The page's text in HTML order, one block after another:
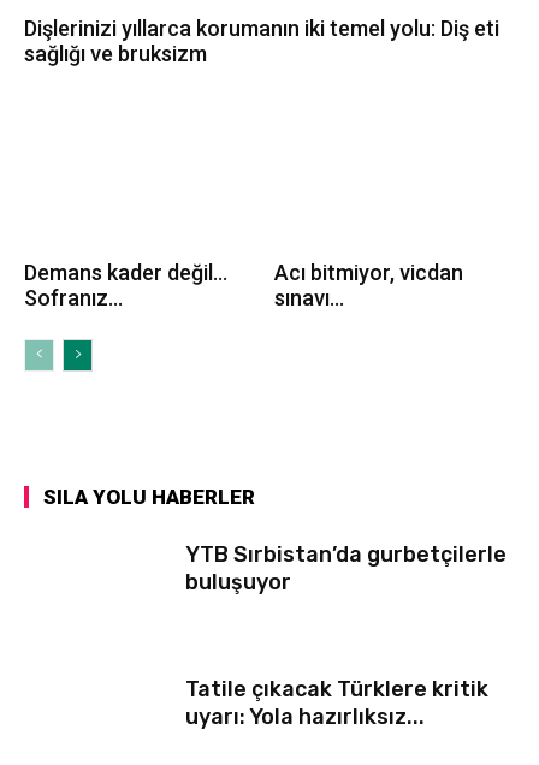
Dişlerinizi yıllarca korumanın iki temel yolu: Diş eti
sağlığı ve bruksizm
Demans kader değil…
Sofranız...
Acı bitmiyor, vicdan
sınavı...
SILA YOLU HABERLER
YTB Sırbistan’da gurbetçilerle
buluşuyor
Tatile çıkacak Türklere kritik
uyarı: Yola hazırlıksız...